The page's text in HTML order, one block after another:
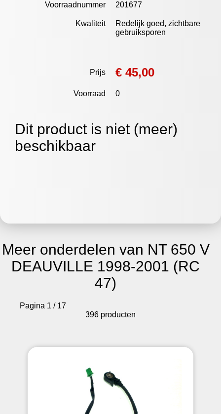
Voorraadnummer 201677
Kwaliteit
Redelijk goed, zichtbare
gebruiksporen
Prijs € 45,00
Voorraad 0
Dit product is niet (meer)
beschikbaar
Meer onderdelen van NT 650 V
DEAUVILLE 1998-2001 (RC
47)
Pagina 1 / 17
396 producten